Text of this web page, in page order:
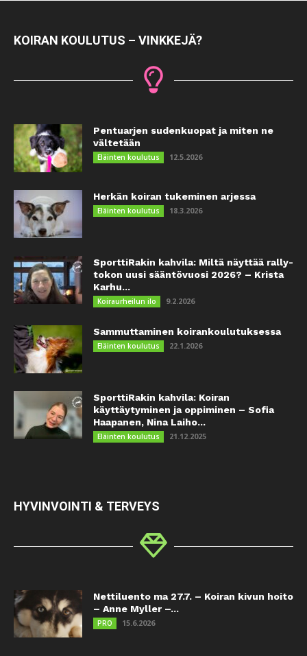
KOIRAN KOULUTUS – VINKKEJÄ?
Pentuarjen sudenkuopat ja miten ne
vältetään
Eläinten koulutus 12.5.2026
Herkän koiran tukeminen arjessa
Eläinten koulutus 18.3.2026
SporttiRakin kahvila: Miltä näyttää rally-
tokon uusi sääntövuosi 2026? – Krista
Karhu...
Koiraurheilun ilo 9.2.2026
Sammuttaminen koirankoulutuksessa
Eläinten koulutus 22.1.2026
SporttiRakin kahvila: Koiran
käyttäytyminen ja oppiminen – Sofia
Haapanen, Nina Laiho...
Eläinten koulutus 21.12.2025
HYVINVOINTI & TERVEYS
Nettiluento ma 27.7. – Koiran kivun hoito
– Anne Myller –...
PRO 15.6.2026